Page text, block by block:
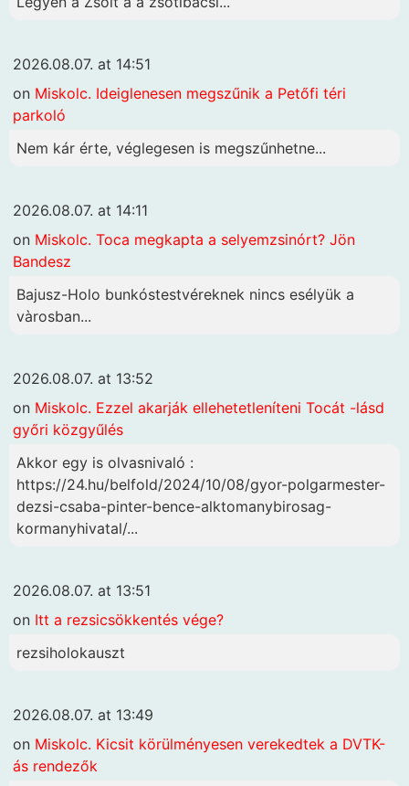
2026.08.07. at 14:51
on Miskolc. Ideiglenesen megszűnik a Petőfi téri
parkoló
Nem kár érte, véglegesen is megszűnhetne...
2026.08.07. at 14:11
on Miskolc. Toca megkapta a selyemzsinórt? Jön
Bandesz
Bajusz-Holo bunkóstestvéreknek nincs esélyük a
vàrosban...
2026.08.07. at 13:52
on Miskolc. Ezzel akarják ellehetetleníteni Tocát -lásd
győri közgyűlés
Akkor egy is olvasnivaló :
https://24.hu/belfold/2024/10/08/gyor-polgarmester-
dezsi-csaba-pinter-bence-alktomanybirosag-
kormanyhivatal/...
2026.08.07. at 13:51
on Itt a rezsicsökkentés vége?
rezsiholokauszt
2026.08.07. at 13:49
on Miskolc. Kicsit körülményesen verekedtek a DVTK-
ás rendezők